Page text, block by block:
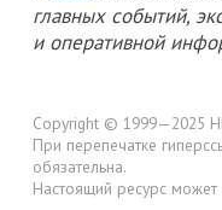
главных событий,
и оперативной
Copyright © 1999—2025
При перепечатке
обязательна.
Настоящий ресурс